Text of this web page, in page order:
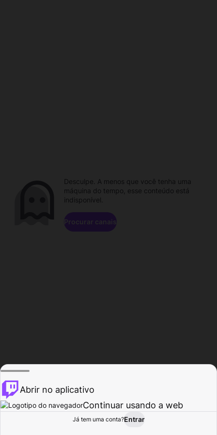
Procurar Atividade
Desculpe. A menos que você tenha uma
máquina do tempo, esse conteúdo está
indisponível.
Procurar canais
Abrir no aplicativo
Continuar usando a web
Já tem uma conta?Entrar